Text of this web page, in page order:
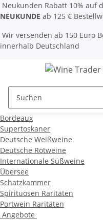
Neukunden Rabatt 10% auf
NEUKUNDE ab 125 €
Wir versenden ab 150 Euro
innerhalb Deutschland
Bordeaux
Supertoskaner
Deutsche Weißweine
Deutsche Rotweine
Internationale Süßweine
Übersee
Schatzkammer
Spirituosen Raritäten
Portwein Raritäten
Angebote